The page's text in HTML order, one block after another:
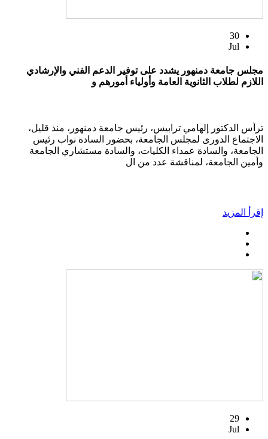
30
Jul
مجلس جامعة دمنهور يشدد على توفير الدعم الفني والإرشادي
اللازم لطلاب الثانوية العامة وأولياء أمورهم و
ترأس الدكتور إلهامي ترابيس، رئيس جامعة دمنهور، منذ قليل،
الاجتماع الدورى لمجلس الجامعة، بحضور السادة نواب رئيس
الجامعة، والسادة عمداء الكليات، والسادة مستشاري الجامعة
وأمين الجامعة، لمناقشة عدد من ال
إقرأ المزيد
29
Jul